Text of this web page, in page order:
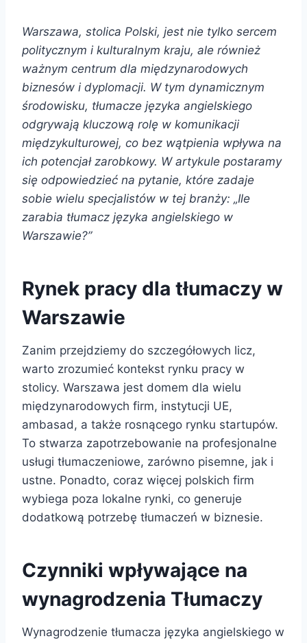
Warszawa, stolica Polski, jest nie tylko sercem
politycznym i kulturalnym kraju, ale również
ważnym centrum dla międzynarodowych
biznesów i dyplomacji. W tym dynamicznym
środowisku, tłumacze języka angielskiego
odgrywają kluczową rolę w komunikacji
międzykulturowej, co bez wątpienia wpływa na
ich potencjał zarobkowy. W artykule postaramy
się odpowiedzieć na pytanie, które zadaje
sobie wielu specjalistów w tej branży: „Ile
zarabia tłumacz języka angielskiego w
Warszawie?”
Rynek pracy dla tłumaczy w
Warszawie
Zanim przejdziemy do szczegółowych licz,
warto zrozumieć kontekst rynku pracy w
stolicy. Warszawa jest domem dla wielu
międzynarodowych firm, instytucji UE,
ambasad, a także rosnącego rynku startupów.
To stwarza zapotrzebowanie na profesjonalne
usługi tłumaczeniowe, zarówno pisemne, jak i
ustne. Ponadto, coraz więcej polskich firm
wybiega poza lokalne rynki, co generuje
dodatkową potrzebę tłumaczeń w biznesie.
Czynniki wpływające na
wynagrodzenia Tłumaczy
Wynagrodzenie tłumacza języka angielskiego w